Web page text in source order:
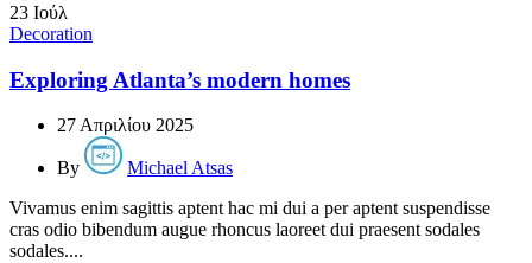
23 Ιούλ
Decoration
Exploring Atlanta’s modern homes
27 Απριλίου 2025
By
Michael Atsas
Vivamus enim sagittis aptent hac mi dui a per aptent suspendisse
cras odio bibendum augue rhoncus laoreet dui praesent sodales
sodales....